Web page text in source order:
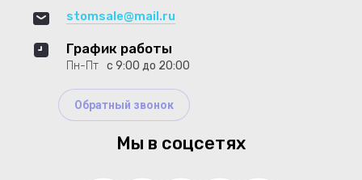
stomsale@mail.ru
График работы
Пн-Пт с 9:00 до 20:00
Обратный звонок
Мы в соцсетях